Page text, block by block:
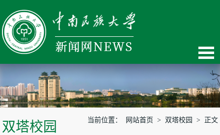
双塔校园 当前位置： 网站首页 > 双塔校园 > 正文